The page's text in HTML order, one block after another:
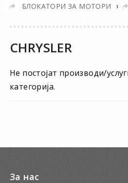
БЛОКАТОРИ ЗА МОТОРИ »
CHRYSLER
Не постојат производи/
категорија.
За нас